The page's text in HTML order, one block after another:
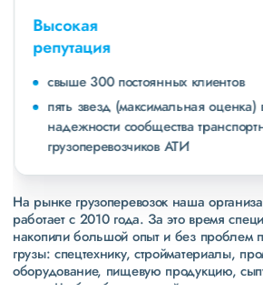
Высокая
репутация
свыше 300 постоянных клиентов
пять звезд (максимальная оценка)
надежности сообщества
грузоперевозчиков АТИ
На рынке грузоперевозок наша
работает с 2010 года. За это время
накопили большой опыт и без проблем
грузы: спецтехнику, стройматериалы,
оборудование, пищевую продукцию,